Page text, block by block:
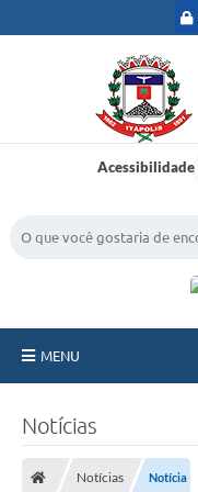
Acessibilidade
MENU
Notícias
Notícias Notícia